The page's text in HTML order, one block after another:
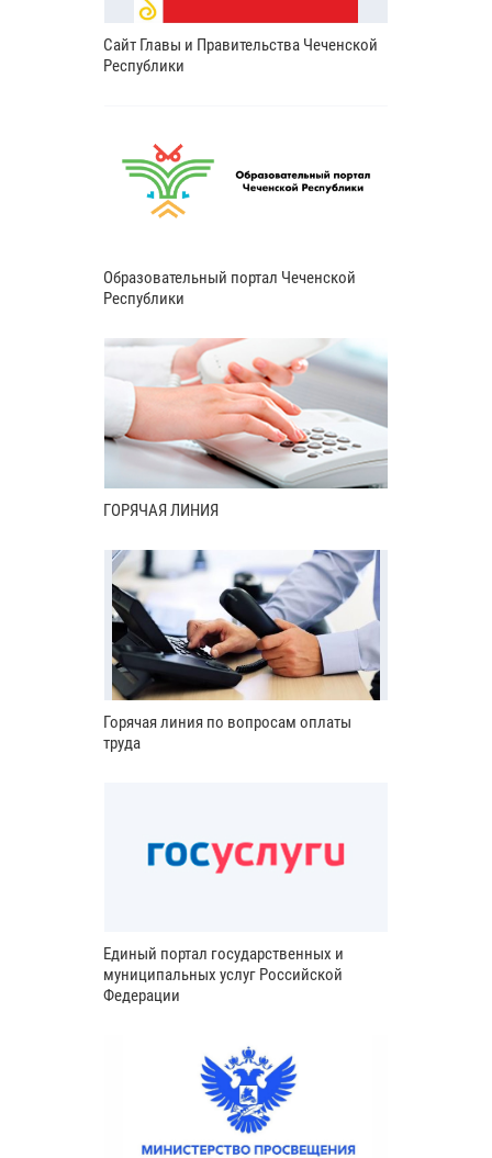
Сайт Главы и Правительства Чеченской
Республики
Образовательный портал Чеченской
Республики
ГОРЯЧАЯ ЛИНИЯ
Горячая линия по вопросам оплаты
труда
Единый портал государственных и
муниципальных услуг Российской
Федерации